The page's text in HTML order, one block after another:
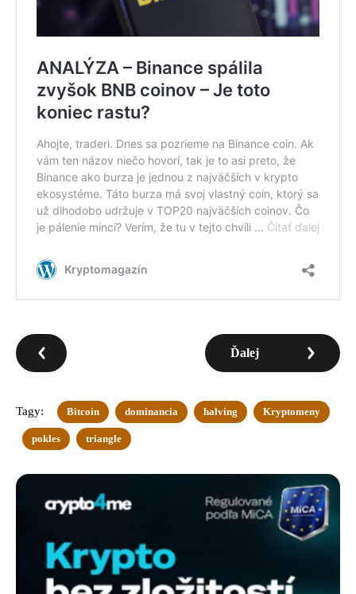
Ďalej
Tagy: Bitcoin dominancia halving Kryptomeny
pokles triangle